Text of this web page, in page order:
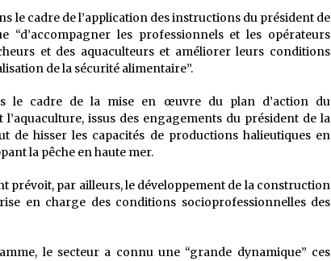
le cadre de l’application des instructions du président de
“d’accompagner les professionnels et les opérateurs
et des aquaculteurs et améliorer leurs conditions
de la sécurité alimentaire”.
le cadre de la mise en œuvre du plan d’action du
issus des engagements du président de la
de hisser les capacités de productions halieutiques en
la pêche en haute mer.
prévoit, par ailleurs, le développement de la construction
en charge des conditions socioprofessionnelles des
le secteur a connu une “grande dynamique” ces